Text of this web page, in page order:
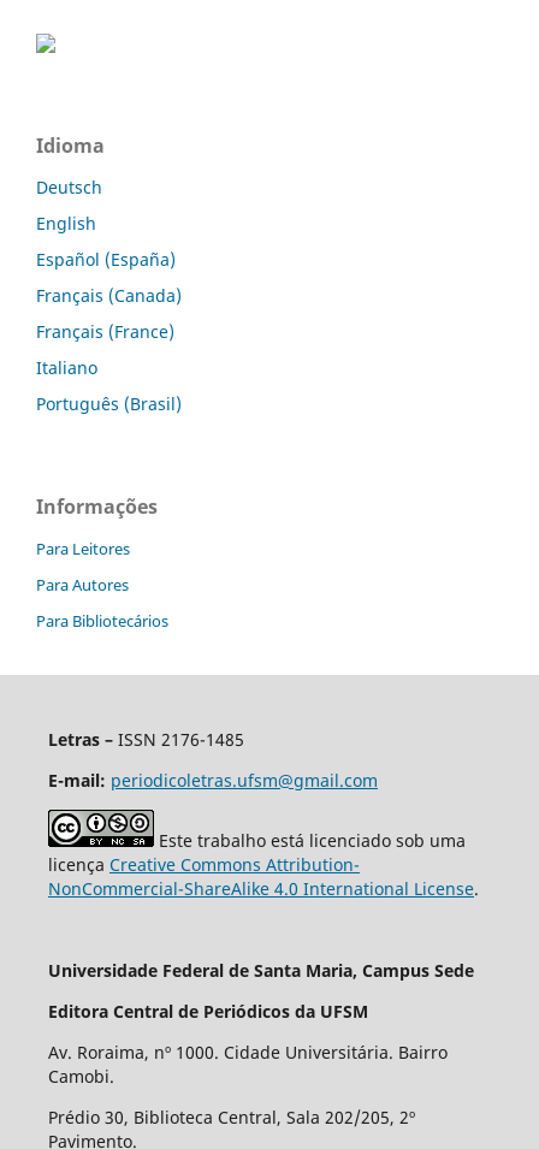
Idioma
Deutsch
English
Español (España)
Français (Canada)
Français (France)
Italiano
Português (Brasil)
Informações
Para Leitores
Para Autores
Para Bibliotecários
Letras –ISSN 2176-1485
E-mail: periodicoletras.ufsm@gmail.com
Este trabalho está licenciado sob uma
licença Creative Commons Attribution-
NonCommercial-ShareAlike 4.0 International License.
Universidade Federal de Santa Maria, Campus Sede
Editora Central de Periódicos da UFSM
Av. Roraima, nº 1000. Cidade Universitária. Bairro
Camobi.
Prédio 30, Biblioteca Central, Sala 202/205, 2º
Pavimento.